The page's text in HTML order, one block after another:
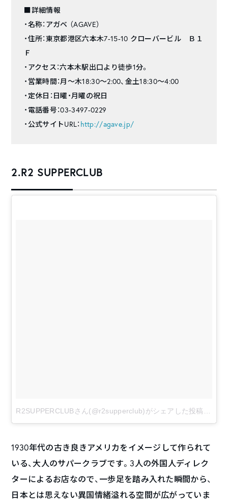
■詳細情報
・名称：アガベ （AGAVE）
・住所：東京都港区六本木7-15-10 クローバービル Ｂ１
Ｆ
・アクセス：六本木駅出口より徒歩1分。
・営業時間：月～木18:30～2:00、金土18:30～4:00
・定休日：日曜・月曜の祝日
・電話番号：03-3497-0229
・公式サイトURL： http://agave.jp/
2.R2 SUPPERCLUB
1930年代の古き良きアメリカをイメージして作られて
いる、大人のサパークラブです。3人の外国人ディレク
ターによるお店なので、一歩足を踏み入れた瞬間から、
日本とは思えない異国情緒溢れる空間が広がっていま